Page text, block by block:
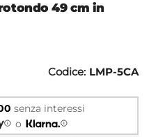
49 cm in
Codice: LMP-5CA
senza interessi
o